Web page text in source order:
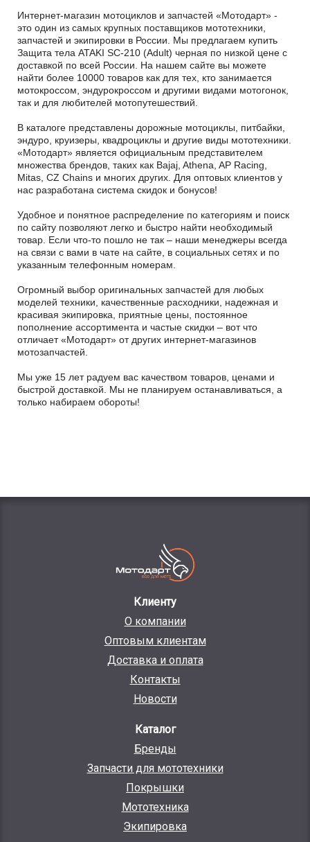
Интернет-магазин мотоциклов и запчастей «Мотодарт» -
это один из самых крупных поставщиков мототехники,
запчастей и экипировки в России. Мы предлагаем купить
Защита тела ATAKI SC-210 (Adult) черная по низкой цене с
доставкой по всей России. На нашем сайте вы можете
найти более 10000 товаров как для тех, кто занимается
мотокроссом, эндурокроссом и другими видами мотогонок,
так и для любителей мотопутешествий.
В каталоге представлены дорожные мотоциклы, питбайки,
эндуро, круизеры, квадроциклы и другие виды мототехники.
«Мотодарт» является официальным представителем
множества брендов, таких как Bajaj, Athena, AP Racing,
Mitas, CZ Chains и многих других. Для оптовых клиентов у
нас разработана система скидок и бонусов!
Удобное и понятное распределение по категориям и поиск
по сайту позволяют легко и быстро найти необходимый
товар. Если что-то пошло не так – наши менеджеры всегда
на связи с вами в чате на сайте, в социальных сетях и по
указанным телефонным номерам.
Огромный выбор оригинальных запчастей для любых
моделей техники, качественные расходники, надежная и
красивая экипировка, приятные цены, постоянное
пополнение ассортимента и частые скидки – вот что
отличает «Мотодарт» от других интернет-магазинов
мотозапчастей.
Мы уже 15 лет радуем вас качеством товаров, ценами и
быстрой доставкой. Мы не планируем останавливаться, а
только набираем обороты!
Клиенту
О компании
Оптовым клиентам
Доставка и оплата
Контакты
Новости
Каталог
Бренды
Запчасти для мототехники
Покрышки
Мототехника
Экипировка